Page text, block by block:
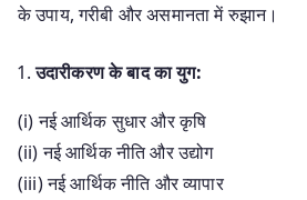
के उपाय, गरीबी और असमानता में रुझान।
उदारीकरण के बाद का युग:
(i) नई आर्थिक सुधार और कृषि
(ii) नई आर्थिक नीति और उद्योग
(iii) नई आर्थिक नीति और व्यापार